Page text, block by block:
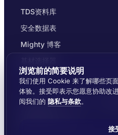
TDS资料库
安全数据表
Mighty 博客
© 2026 MIGHTYLOC™ ·
浏览前的简要说明
我们使用 Cookie 来了解哪些页
体验。接受即表示您愿意协助改
阅我们的 隐私与条款。
接